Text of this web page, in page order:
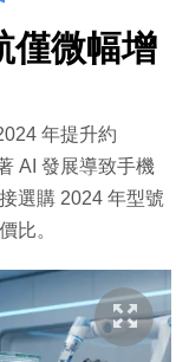
微幅增
年提升約
AI 發展導致手機
選購 2024 年型號
比。